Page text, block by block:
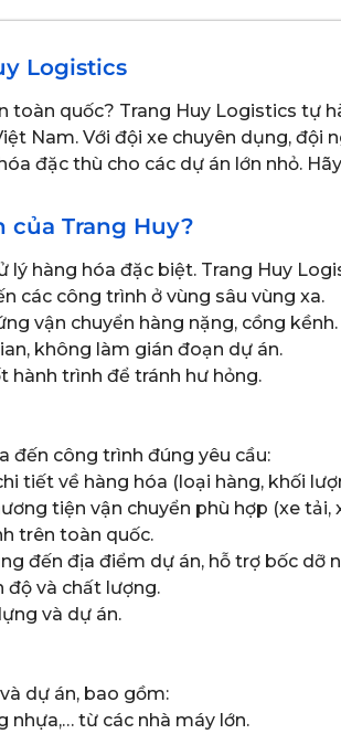
Logistics
quốc? Trang Huy Logistics tự
Nam. Với đội xe chuyên dụng, đội
đặc thù cho các dự án lớn nhỏ.
Trang Huy?
hàng hóa đặc biệt. Trang Huy
các công trình ở vùng sâu vùng xa.
vận chuyển hàng nặng, cồng kềnh.
không làm gián đoạn dự án.
hành trình để tránh hư hỏng.
đến công trình đúng yêu cầu:
tiết về hàng hóa (loại hàng, khối
tiện vận chuyển phù hợp (xe tải,
trên toàn quốc.
đến địa điểm dự án, hỗ trợ bốc dỡ
độ và chất lượng.
và dự án.
dự án, bao gồm:
nhựa,… từ các nhà máy lớn.